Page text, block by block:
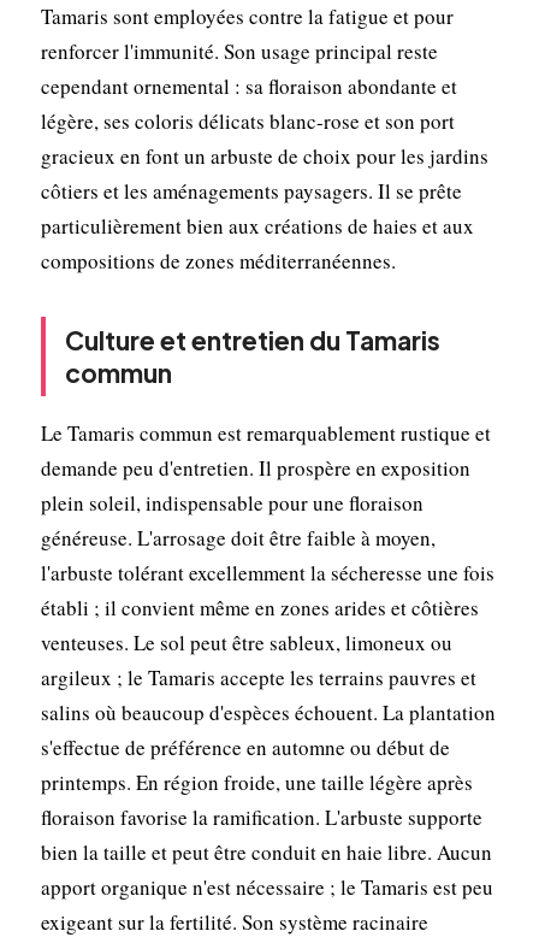
Tamaris sont employées contre la fatigue et pour
renforcer l'immunité. Son usage principal reste
cependant ornemental : sa floraison abondante et
légère, ses coloris délicats blanc-rose et son port
gracieux en font un arbuste de choix pour les jardins
côtiers et les aménagements paysagers. Il se prête
particulièrement bien aux créations de haies et aux
compositions de zones méditerranéennes.
Culture et entretien du Tamaris
commun
Le Tamaris commun est remarquablement rustique et
demande peu d'entretien. Il prospère en exposition
plein soleil, indispensable pour une floraison
généreuse. L'arrosage doit être faible à moyen,
l'arbuste tolérant excellemment la sécheresse une fois
établi ; il convient même en zones arides et côtières
venteuses. Le sol peut être sableux, limoneux ou
argileux ; le Tamaris accepte les terrains pauvres et
salins où beaucoup d'espèces échouent. La plantation
s'effectue de préférence en automne ou début de
printemps. En région froide, une taille légère après
floraison favorise la ramification. L'arbuste supporte
bien la taille et peut être conduit en haie libre. Aucun
apport organique n'est nécessaire ; le Tamaris est peu
exigeant sur la fertilité. Son système racinaire